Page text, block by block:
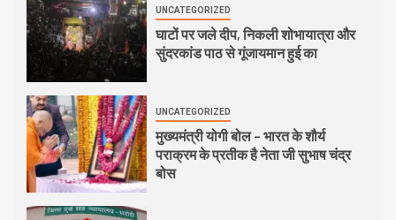
UNCATEGORIZED
घाटों पर जले दीप, निकली शोभायात्रा और
सुंदरकांड पाठ से गूंजायमान हुई का
UNCATEGORIZED
मुख्यमंत्री योगी बोल – भारत के शौर्य
पराक्रम के प्रतीक है नेता जी सुभाष चंद्र
बोस